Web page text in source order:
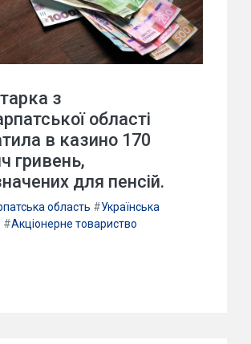
з
області
в казино 170
гривень,
для пенсій.
область #Українська
#Акціонерне товариство